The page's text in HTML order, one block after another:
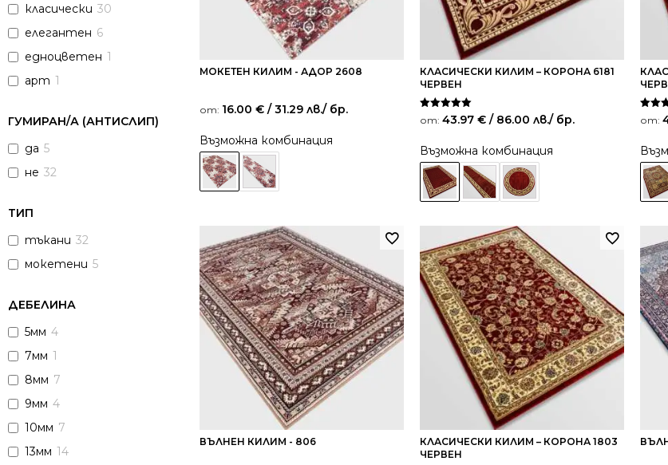
класически 30
елегантен 6
едноцветен 1
арт 1
ГУМИРАН/А (АНТИСЛИП)
да 5
не 32
ТИП
тъкани 32
мокетени 5
ДЕБЕЛИНА
5мм 4
7мм 1
8мм 7
9мм 4
10мм 7
13мм 14
МОКЕТЕН КИЛИМ - АДОР 2608
от: 16.00 € / 31.29 лв./ бр.
Възможна комбинация
КЛАСИЧЕСКИ КИЛИМ – КОРОНА 6181
ЧЕРВЕН
Оценено на
5.00
от: 43.97 € / 86.00 лв./ бр.
Възможна комбинация
5.00
от:
ВЪЛНЕН КИЛИМ - 806
КЛАСИЧЕСКИ КИЛИМ – КОРОНА 1803
ЧЕРВЕН